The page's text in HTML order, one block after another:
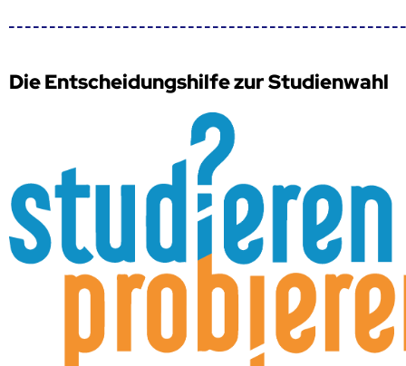
Die Entscheidungshilfe zur Studienwahl